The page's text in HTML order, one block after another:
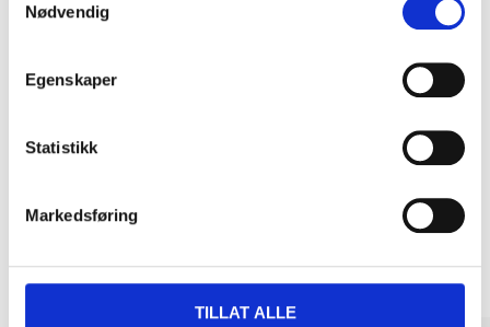
Nødvendig
Egenskaper
Statistikk
Markedsføring
TILLAT ALLE
Other customers also bought